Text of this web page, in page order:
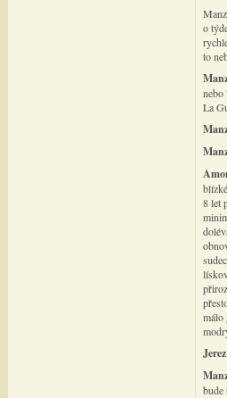
o
to
nebo
La
8 let
málo
bude